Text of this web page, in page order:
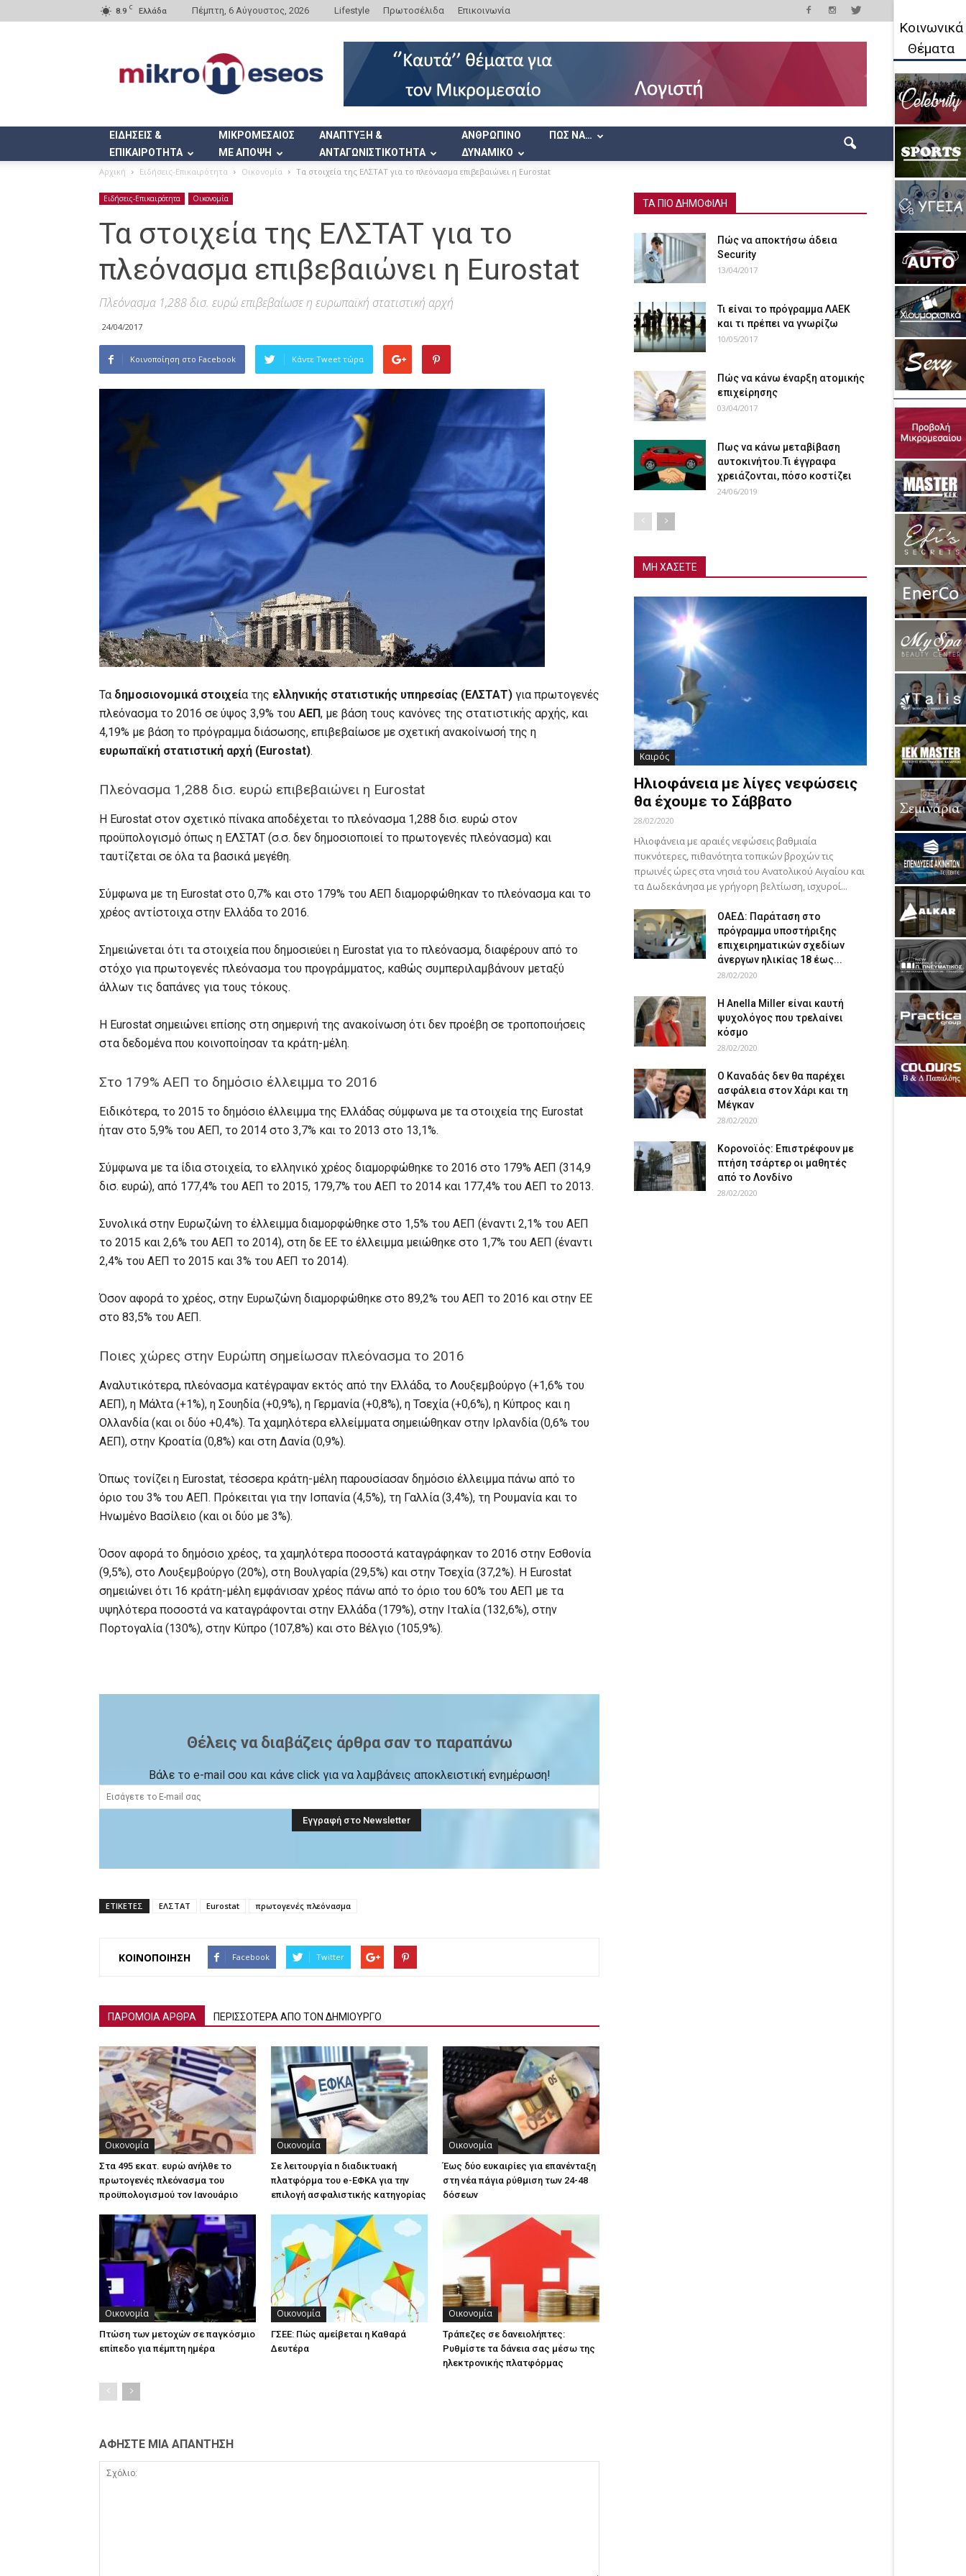
8.9 C Ελλάδα Πέμπτη, 6 Αύγουστος, 2026 Lifestyle Πρωτοσέλιδα Επικοινωνία
ΕΙΔΗΣΕΙΣ &
ΕΠΙΚΑΙΡΟΤΗΤΑ
ΜΙΚΡΟΜΕΣΑΙΟΣ
ΜΕ ΑΠΟΨΗ
ΑΝΑΠΤΥΞΗ &
ΑΝΤΑΓΩΝΙΣΤΙΚΟΤΗΤΑ
ΑΝΘΡΩΠΙΝΟ
ΔΥΝΑΜΙΚΟ
ΠΩΣ ΝΑ…
Αρχική Ειδήσεις-Επικαιρότητα Οικονομία Τα στοιχεία της ΕΛΣΤΑΤ για το πλεόνασμα επιβεβαιώνει η Eurostat
Ειδήσεις-Επικαιρότητα Οικονομία
Τα στοιχεία της ΕΛΣΤΑΤ για το
πλεόνασμα επιβεβαιώνει η Eurostat
Πλεόνασμα 1,288 δισ. ευρώ επιβεβαίωσε η ευρωπαϊκή στατιστική αρχή
24/04/2017
Κοινοποίηση στο Facebook Κάντε Tweet τώρα
Τα δημοσιονομικά στοιχεία της ελληνικής στατιστικής υπηρεσίας (ΕΛΣΤΑΤ) για πρωτογενές
πλεόνασμα το 2016 σε ύψος 3,9% του ΑΕΠ, με βάση τους κανόνες της στατιστικής αρχής, και
4,19% με βάση το πρόγραμμα διάσωσης, επιβεβαίωσε με σχετική ανακοίνωσή της η
ευρωπαϊκή στατιστική αρχή (Eurostat).
Πλεόνασμα 1,288 δισ. ευρώ επιβεβαιώνει η Eurostat
Η Eurostat στον σχετικό πίνακα αποδέχεται το πλεόνασμα 1,288 δισ. ευρώ στον
προϋπολογισμό όπως η ΕΛΣΤΑΤ (σ.σ. δεν δημοσιοποιεί το πρωτογενές πλεόνασμα) και
ταυτίζεται σε όλα τα βασικά μεγέθη.
Σύμφωνα με τη Eurostat στο 0,7% και στο 179% του ΑΕΠ διαμορφώθηκαν το πλεόνασμα και το
χρέος αντίστοιχα στην Ελλάδα το 2016.
Σημειώνεται ότι τα στοιχεία που δημοσιεύει η Eurostat για το πλεόνασμα, διαφέρουν από το
στόχο για πρωτογενές πλεόνασμα του προγράμματος, καθώς συμπεριλαμβάνουν μεταξύ
άλλων τις δαπάνες για τους τόκους.
Η Eurostat σημειώνει επίσης στη σημερινή της ανακοίνωση ότι δεν προέβη σε τροποποιήσεις
στα δεδομένα που κοινοποίησαν τα κράτη-μέλη.
Στο 179% AEΠ το δημόσιο έλλειμμα το 2016
Ειδικότερα, το 2015 το δημόσιο έλλειμμα της Ελλάδας σύμφωνα με τα στοιχεία της Eurostat
ήταν στο 5,9% του ΑΕΠ, το 2014 στο 3,7% και το 2013 στο 13,1%.
Σύμφωνα με τα ίδια στοιχεία, το ελληνικό χρέος διαμορφώθηκε το 2016 στο 179% AEΠ (314,9
δισ. ευρώ), από 177,4% του ΑΕΠ το 2015, 179,7% του ΑΕΠ το 2014 και 177,4% του ΑΕΠ το 2013.
Συνολικά στην Ευρωζώνη το έλλειμμα διαμορφώθηκε στο 1,5% του ΑΕΠ (έναντι 2,1% του ΑΕΠ
το 2015 και 2,6% του ΑΕΠ το 2014), στη δε ΕΕ το έλλειμμα μειώθηκε στο 1,7% του ΑΕΠ (έναντι
2,4% του ΑΕΠ το 2015 και 3% του ΑΕΠ το 2014).
Όσον αφορά το χρέος, στην Ευρωζώνη διαμορφώθηκε στο 89,2% του ΑΕΠ το 2016 και στην ΕΕ
στο 83,5% του ΑΕΠ.
Ποιες χώρες στην Ευρώπη σημείωσαν πλεόνασμα το 2016
Αναλυτικότερα, πλεόνασμα κατέγραψαν εκτός από την Ελλάδα, το Λουξεμβούργο (+1,6% του
ΑΕΠ), η Μάλτα (+1%), η Σουηδία (+0,9%), η Γερμανία (+0,8%), η Τσεχία (+0,6%), η Κύπρος και η
Ολλανδία (και οι δύο +0,4%). Τα χαμηλότερα ελλείμματα σημειώθηκαν στην Ιρλανδία (0,6% του
ΑΕΠ), στην Κροατία (0,8%) και στη Δανία (0,9%).
Όπως τονίζει η Eurostat, τέσσερα κράτη-μέλη παρουσίασαν δημόσιο έλλειμμα πάνω από το
όριο του 3% του ΑΕΠ. Πρόκειται για την Ισπανία (4,5%), τη Γαλλία (3,4%), τη Ρουμανία και το
Ηνωμένο Βασίλειο (και οι δύο με 3%).
Όσον αφορά το δημόσιο χρέος, τα χαμηλότερα ποσοστά καταγράφηκαν το 2016 στην Εσθονία
(9,5%), στο Λουξεμβούργο (20%), στη Βουλγαρία (29,5%) και στην Τσεχία (37,2%). Η Eurostat
σημειώνει ότι 16 κράτη-μέλη εμφάνισαν χρέος πάνω από το όριο του 60% του ΑΕΠ με τα
υψηλότερα ποσοστά να καταγράφονται στην Ελλάδα (179%), στην Ιταλία (132,6%), στην
Πορτογαλία (130%), στην Κύπρο (107,8%) και στο Βέλγιο (105,9%).
Θέλεις να διαβάζεις άρθρα σαν το παραπάνω
Βάλε το e-mail σου και κάνε click για να λαμβάνεις αποκλειστική ενημέρωση!
ΕΤΙΚΕΤΕΣ ΕΛΣΤΑΤ Eurostat πρωτογενές πλεόνασμα
ΚΟΙΝΟΠΟΙΗΣΗ Facebook Twitter
ΠΑΡΟΜΟΙΑ ΑΡΘΡΑ ΠΕΡΙΣΣΟΤΕΡΑ ΑΠΟ ΤΟΝ ΔΗΜΙΟΥΡΓΟ
Οικονομία
Στα 495 εκατ. ευρώ ανήλθε το
πρωτογενές πλεόνασμα του
προϋπολογισμού τον Ιανουάριο
Οικονομία
Σε λειτουργία n διαδικτυακή
πλατφόρμα του e-ΕΦΚΑ για την
επιλογή ασφαλιστικής κατηγορίας
Οικονομία
Έως δύο ευκαιρίες για επανένταξη
στη νέα πάγια ρύθμιση των 24-48
δόσεων
Οικονομία
Πτώση των μετοχών σε παγκόσμιο
επίπεδο για πέμπτη ημέρα
Οικονομία
ΓΣΕΕ: Πώς αμείβεται η Καθαρά
Δευτέρα
Οικονομία
Τράπεζες σε δανειολήπτες:
Ρυθμίστε τα δάνεια σας μέσω της
ηλεκτρονικής πλατφόρμας
ΑΦΗΣΤΕ ΜΙΑ ΑΠΑΝΤΗΣΗ
ΤΑ ΠΙΟ ΔΗΜΟΦΙΛΗ
Πώς να αποκτήσω άδεια
Security
13/04/2017
Τι είναι το πρόγραμμα ΛΑΕΚ
και τι πρέπει να γνωρίζω
10/05/2017
Πώς να κάνω έναρξη ατομικής
επιχείρησης
03/04/2017
Πως να κάνω μεταβίβαση
αυτοκινήτου.Τι έγγραφα
χρειάζονται, πόσο κοστίζει
24/06/2019
ΜΗ ΧΑΣΕΤΕ
Καιρός
Ηλιοφάνεια με λίγες νεφώσεις
θα έχουμε το Σάββατο
28/02/2020
Ηλιοφάνεια με αραιές νεφώσεις βαθμιαία
πυκνότερες, πιθανότητα τοπικών βροχών τις
πρωινές ώρες στα νησιά του Ανατολικού Αιγαίου και
τα Δωδεκάνησα με γρήγορη βελτίωση, ισχυροί...
ΟΑΕΔ: Παράταση στο
πρόγραμμα υποστήριξης
επιχειρηματικών σχεδίων
άνεργων ηλικίας 18 έως...
28/02/2020
Η Anella Miller είναι καυτή
ψυχολόγος που τρελαίνει
κόσμο
28/02/2020
Ο Καναδάς δεν θα παρέχει
ασφάλεια στον Χάρι και τη
Μέγκαν
28/02/2020
Κορονοϊός: Επιστρέφουν με
πτήση τσάρτερ οι μαθητές
από το Λονδίνο
28/02/2020
Κοινωνικά
Θέματα